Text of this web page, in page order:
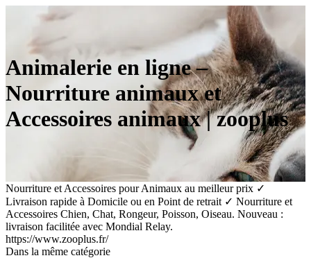
Animalerie en ligne –
Nourriture animaux et
Accessoires animaux | zooplus
Nourriture et Accessoires pour Animaux au meilleur prix ✓
Livraison rapide à Domicile ou en Point de retrait ✓ Nourriture et
Accessoires Chien, Chat, Rongeur, Poisson, Oiseau. Nouveau :
livraison facilitée avec Mondial Relay.
https://www.zooplus.fr/
Dans la même catégorie